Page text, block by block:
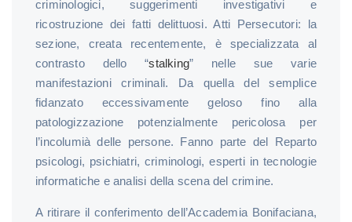
criminologici, suggerimenti investigativi e
ricostruzione dei fatti delittuosi. Atti Persecutori: la
sezione, creata recentemente, è specializzata al
contrasto dello “stalking” nelle sue varie
manifestazioni criminali. Da quella del semplice
fidanzato eccessivamente geloso fino alla
patologizzazione potenzialmente pericolosa per
l’incolumià delle persone. Fanno parte del Reparto
psicologi, psichiatri, criminologi, esperti in tecnologie
informatiche e analisi della scena del crimine.
A ritirare il conferimento dell’Accademia Bonifaciana,